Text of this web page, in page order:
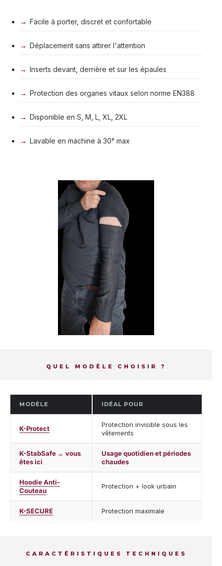
Facile à porter, discret et confortable
Déplacement sans attirer l'attention
Inserts devant, derrière et sur les épaules
Protection des organes vitaux selon norme EN388
Disponible en S, M, L, XL, 2XL
Lavable en machine à 30° max
QUEL MODÈLE CHOISIR ?
MODÈLE IDÉAL POUR
K-Protect
Protection invisible sous les
vêtements
K-StabSafe ← vous
êtes ici
Usage quotidien et périodes
chaudes
Hoodie Anti-
Couteau
Protection + look urbain
K-SECURE Protection maximale
CARACTÉRISTIQUES TECHNIQUES